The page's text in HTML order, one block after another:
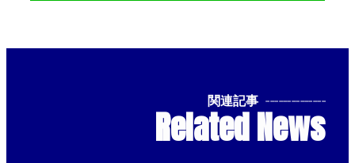
関連記事 --------------
Related News